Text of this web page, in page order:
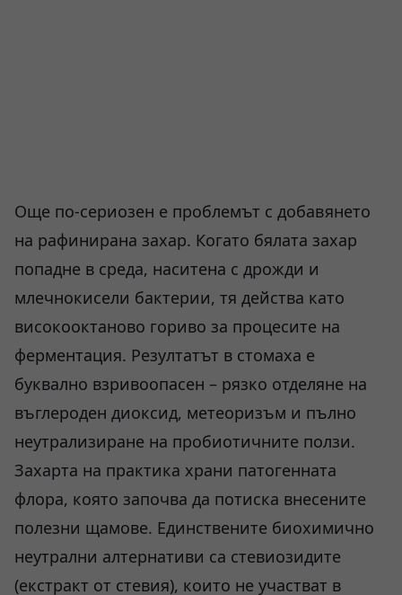
Още по-сериозен е проблемът с добавянето
на рафинирана захар. Когато бялата захар
попадне в среда, наситена с дрожди и
млечнокисели бактерии, тя действа като
високооктаново гориво за процесите на
ферментация. Резултатът в стомаха е
буквално взривоопасен – рязко отделяне на
въглероден диоксид, метеоризъм и пълно
неутрализиране на пробиотичните ползи.
Захарта на практика храни патогенната
флора, която започва да потиска внесените
полезни щамове. Единствените биохимично
неутрални алтернативи са стевиозидите
(екстракт от стевия), които не участват в